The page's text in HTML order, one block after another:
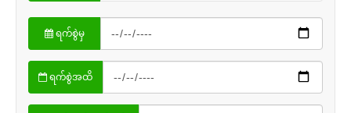
ရက်စွဲမှ
ရက်စွဲအထိ